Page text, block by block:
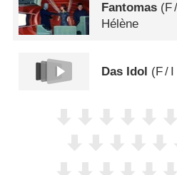
Fantomas (F/
Hélène
Das Idol (F/